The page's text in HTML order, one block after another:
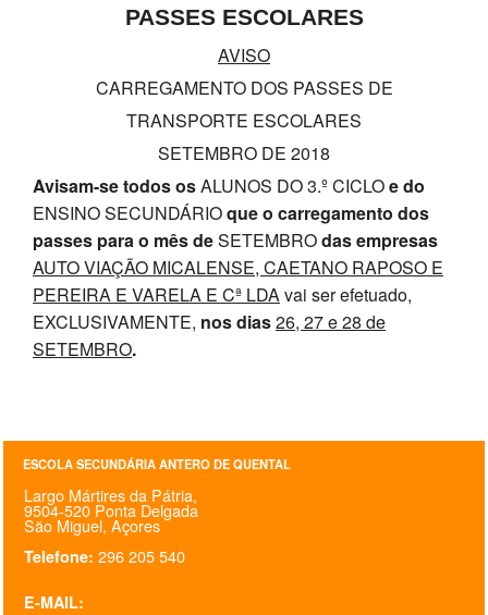
Oferta formativa
Matrículas
FORma ESAQ
@parlamentodosjovens_esaq
@oficina.do.largo
@clube_robotica.esaq
PASSES ESCOLARES
AVISO
CARREGAMENTO DOS PASSES DE
TRANSPORTE ESCOLARES
SETEMBRO DE 2018
Avisam-se todos osALUNOS DO 3.º CICLOedo
ENSINO SECUNDÁRIOque o carregamento dos
passes para o mês deSETEMBROdas empresas
AUTO VIAÇÃO MICALENSE, CAETANO RAPOSO E
PEREIRA E VARELA E Cª LDAvai ser efetuado,
EXCLUSIVAMENTE, nos dias26, 27 e 28 de
SETEMBRO.
ESCOLA SECUNDÁRIA ANTERO DE QUENTAL
Largo Mártires da Pátria,
9504-520 Ponta Delgada
São Miguel, Açores
Telefone: 296 205 540
E-MAIL: